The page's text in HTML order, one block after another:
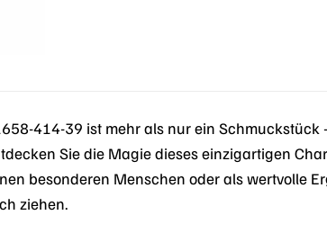
414-39 ist mehr als nur ein
Sie die Magie dieses einzigartigen
besonderen Menschen oder als wertvolle
ziehen.